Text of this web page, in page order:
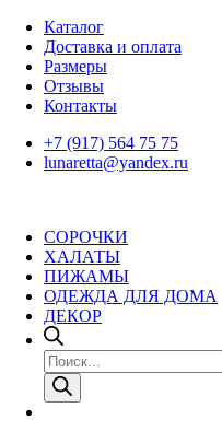
Skip
content
Каталог
Доставка и оплата
Размеры
Отзывы
Контакты
+7 (917) 564 75 75
lunaretta@yandex.ru
СОРОЧКИ
ХАЛАТЫ
ПИЖАМЫ
ОДЕЖДА ДЛЯ ДОМА
ДЕКОР
Поиск
товаров